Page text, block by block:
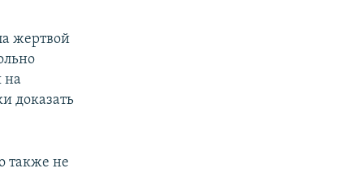
жертвой
на
доказать
также не